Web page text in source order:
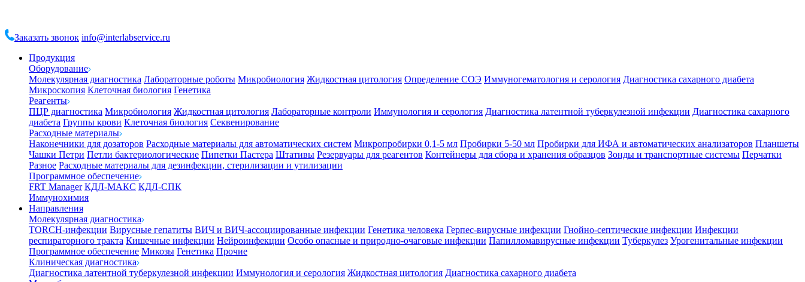
Заказать звонок info@interlabservice.ru
Продукция
Оборудование
Молекулярная диагностика Лабораторные роботы Микробиология Жидкостная цитология Определение СОЭ Иммуногематология и серология Диагностика сахарного диабета
Микроскопия Клеточная биология Генетика
Реагенты
ПЦР диагностика Микробиология Жидкостная цитология Лабораторные контроли Иммунология и серология Диагностика латентной туберкулезной инфекции Диагностика сахарного
диабета Группы крови Клеточная биология Секвенирование
Расходные материалы
Наконечники для дозаторов Расходные материалы для автоматических систем Микропробирки 0,1-5 мл Пробирки 5-50 мл Пробирки для ИФА и автоматических анализаторов Планшеты
Чашки Петри Петли бактериологические Пипетки Пастера Штативы Резервуары для реагентов Контейнеры для сбора и хранения образцов Зонды и транспортные системы Перчатки
Разное Расходные материалы для дезинфекции, стерилизации и утилизации
Программное обеспечение
FRT Manager КДЛ-МАКС КДЛ-СПК
Иммунохимия
Направления
Молекулярная диагностика
TORCH-инфекции Вирусные гепатиты ВИЧ и ВИЧ-ассоциированные инфекции Генетика человека Герпес-вирусные инфекции Гнойно-септические инфекции Инфекции
респираторного тракта Кишечные инфекции Нейроинфекции Особо опасные и природно-очаговые инфекции Папилломавирусные инфекции Туберкулез Урогенитальные инфекции
Программное обеспечение Микозы Генетика Прочие
Клиническая диагностика
Диагностика латентной туберкулезной инфекции Иммунология и серология Жидкостная цитология Диагностика сахарного диабета